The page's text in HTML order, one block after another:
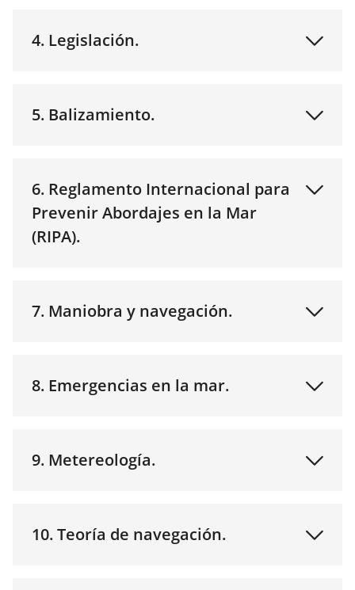
4. Legislación.
5. Balizamiento.
6. Reglamento Internacional para
Prevenir Abordajes en la Mar
(RIPA).
7. Maniobra y navegación.
8. Emergencias en la mar.
9. Metereología.
10. Teoría de navegación.